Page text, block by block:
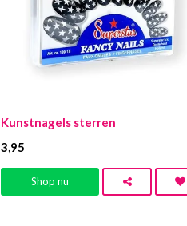
Kunstnagels sterren
3 ,95
Shop nu